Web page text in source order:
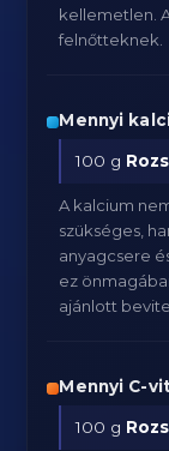
kellemetlen.
felnőtteknek.
Mennyi
100 g
A kalcium
szükséges,
anyagcsere
ez
ajánlott
Mennyi C-
100 g